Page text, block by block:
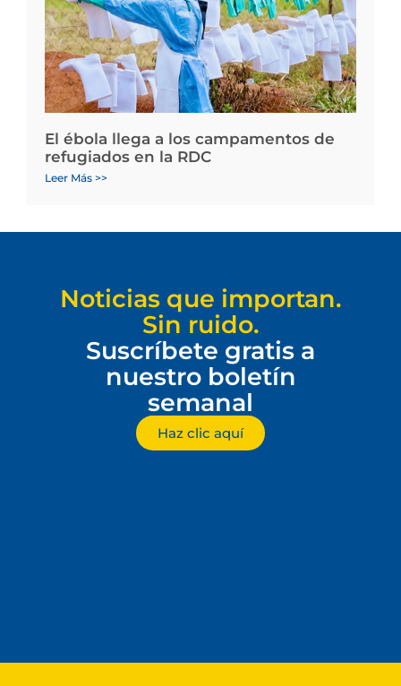
El ébola llega a los campamentos de
refugiados en la RDC
Leer Más >>
Noticias que importan.
Sin ruido.
Suscríbete gratis a
nuestro boletín
semanal
Haz clic aquí